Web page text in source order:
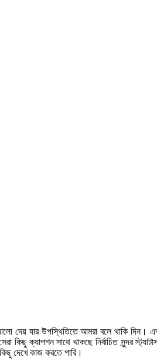
দেয় যার উপস্থিতিতে আমরা বলে থাকি
ক্যাপশন সাথে থাকছে নির্বাচিত সুন্দর
দেখে কাজ করতে পারি।